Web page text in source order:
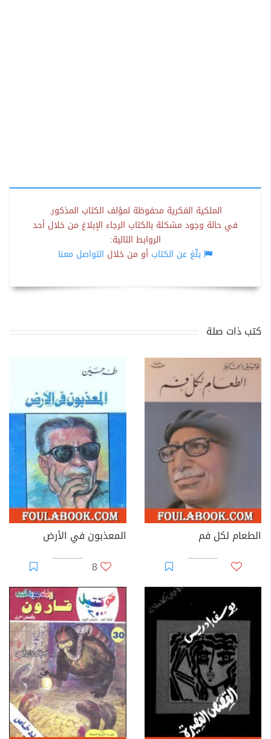
الملكية الفكرية محفوظة لمؤلف الكتاب المذكور.
في حالة وجود مشكلة بالكتاب الرجاء الإبلاغ من خلال أحد
الروابط التالية:
بلّغ عن الكتاب أو من خلال التواصل معنا
كتب ذات صلة
الطعام لكل فم
المعذبون في الأرض
8